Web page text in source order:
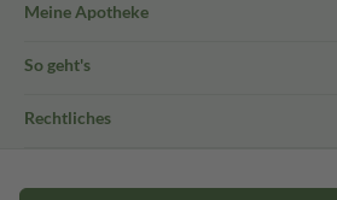
Meine Apotheke
So geht's
Rechtliches